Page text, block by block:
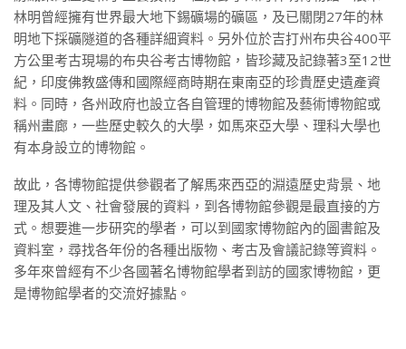
林明曾經擁有世界最大地下錫礦場的礦區，及已關閉27年的林
明地下採礦隧道的各種詳細資料。另外位於吉打州布央谷400平
方公里考古現場的布央谷考古博物館，皆珍藏及記錄著3至12世
紀，印度佛教盛傳和國際經商時期在東南亞的珍貴歷史遺產資
料。同時，各州政府也設立各自管理的博物館及藝術博物館或
稱州畫廊，一些歷史較久的大學，如馬來亞大學、理科大學也
有本身設立的博物館。
故此，各博物館提供參觀者了解馬來西亞的淵遠歷史背景、地
理及其人文、社會發展的資料，到各博物館參觀是最直接的方
式。想要進一步研究的學者，可以到國家博物館內的圖書館及
資料室，尋找各年份的各種出版物、考古及會議記錄等資料。
多年來曾經有不少各國著名博物館學者到訪的國家博物館，更
是博物館學者的交流好據點。